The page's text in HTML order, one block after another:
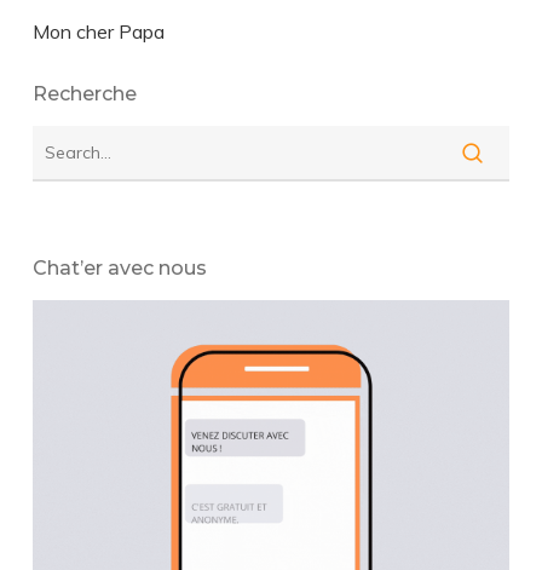
Mon cher Papa
Recherche
Chat’er avec nous